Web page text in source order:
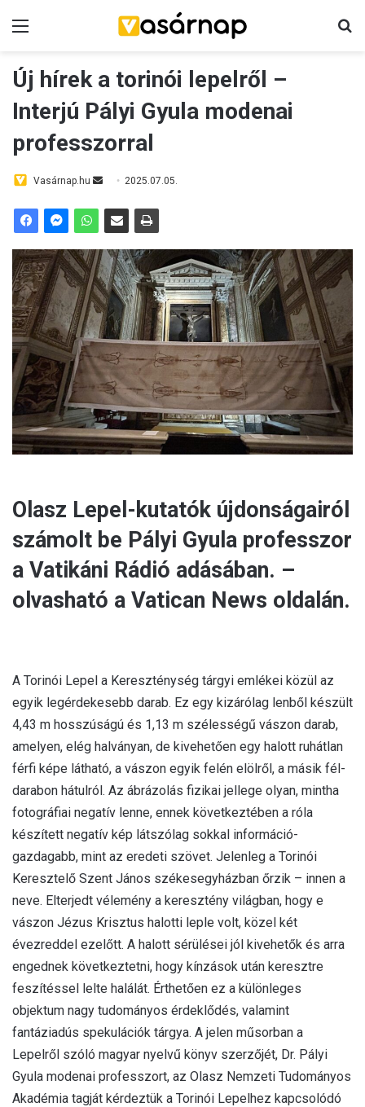
Új hírek a torinói lepelről –
Interjú Pályi Gyula modenai
professzorral
Vasárnap.hu
n
e
m
a
i
2025.07.05.
Olasz Lepel-kutatók újdonságairól
számolt be Pályi Gyula professzor
a Vatikáni Rádió adásában. –
olvasható a Vatican News oldalán.
A Torinói Lepel a Kereszténység tárgyi emlékei közül az
egyik legérdekesebb darab. Ez egy kizárólag lenből készült
4,43 m hosszúságú és 1,13 m szélességű vászon darab,
amelyen, elég halványan, de kivehetően egy halott ruhátlan
férfi képe látható, a vászon egyik felén elölről, a másik fél-
darabon hátulról. Az ábrázolás fizikai jellege olyan, mintha
fotográfiai negatív lenne, ennek következtében a róla
készített negatív kép látszólag sokkal információ-
gazdagabb, mint az eredeti szövet. Jelenleg a Torinói
Keresztelő Szent János székesegyházban őrzik – innen a
neve. Elterjedt vélemény a keresztény világban, hogy e
vászon Jézus Krisztus halotti leple volt, közel két
évezreddel ezelőtt. A halott sérülései jól kivehetők és arra
engednek következtetni, hogy kínzások után keresztre
feszítéssel lelte halálát. Érthetően ez a különleges
objektum nagy tudományos érdeklődés, valamint
fantáziadús spekulációk tárgya. A jelen műsorban a
Lepelről szóló magyar nyelvű könyv szerzőjét, Dr. Pályi
Gyula modenai professzort, az Olasz Nemzeti Tudományos
Akadémia tagját kérdeztük a Torinói Lepelhez kapcsolódó